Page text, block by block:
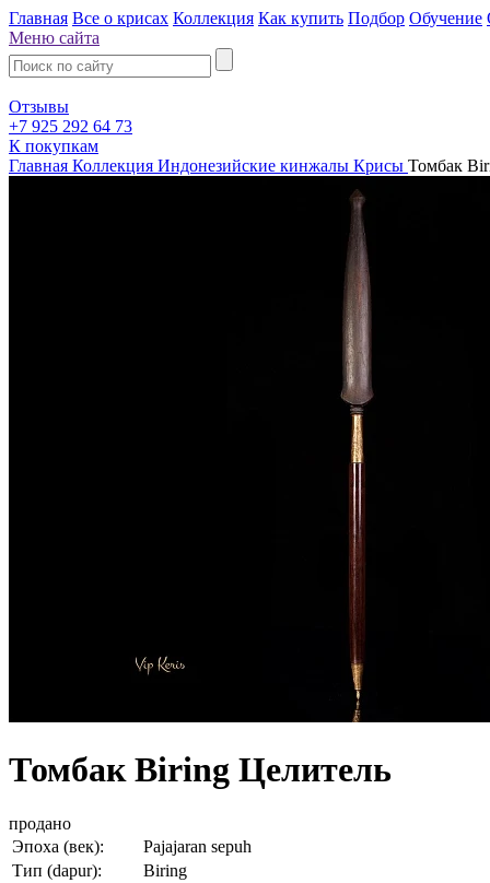
Главная Все о крисах Коллекция Как купить Подбор Обучение
Меню сайта
Отзывы
+7 925 292 64 73
К покупкам
Главная Коллекция Индонезийские кинжалы Крисы Томбак
Томбак Biring Целитель
продано
Эпоха (век):
Pajajaran sepuh
Тип (dapur):
Biring